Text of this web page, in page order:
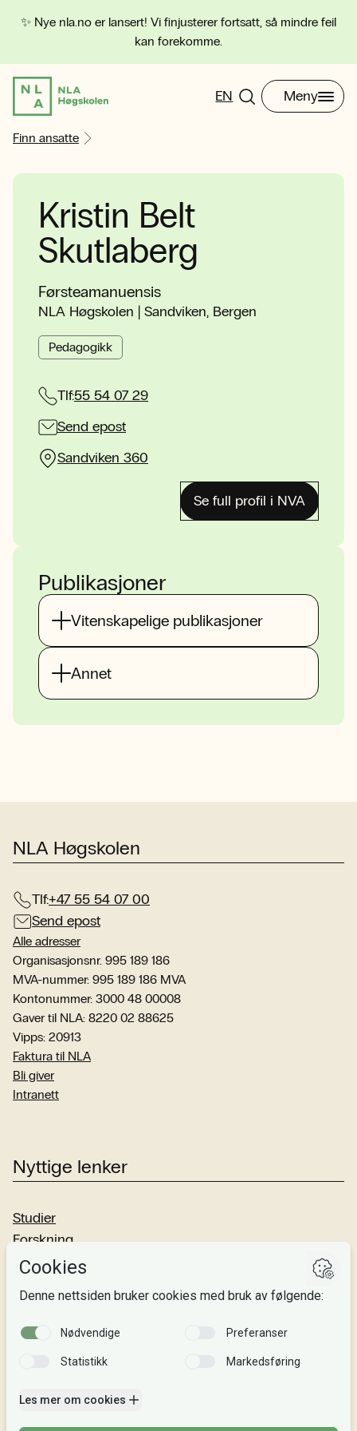
✨ Nye nla.no er lansert! Vi finjusterer fortsatt, så mindre feil
kan forekomme.
EN Meny
Finn ansatte
Kristin Belt
Skutlaberg
Førsteamanuensis
NLA Høgskolen | Sandviken, Bergen
Pedagogikk
Tlf:55 54 07 29
Send epost
Sandviken 360
Se full profil i NVA
Publikasjoner
Vitenskapelige publikasjoner
Annet
NLA Høgskolen
Tlf:+47 55 54 07 00
Send epost
Alle adresser
Organisasjonsnr. 995 189 186
MVA-nummer: 995 189 186 MVA
Kontonummer: 3000 48 00008
Gaver til NLA: 8220 02 88625
Vipps: 20913
Faktura til NLA
Bli giver
Intranett
Nyttige lenker
Studier
Forskning
Om oss
Si fra!
Følg oss